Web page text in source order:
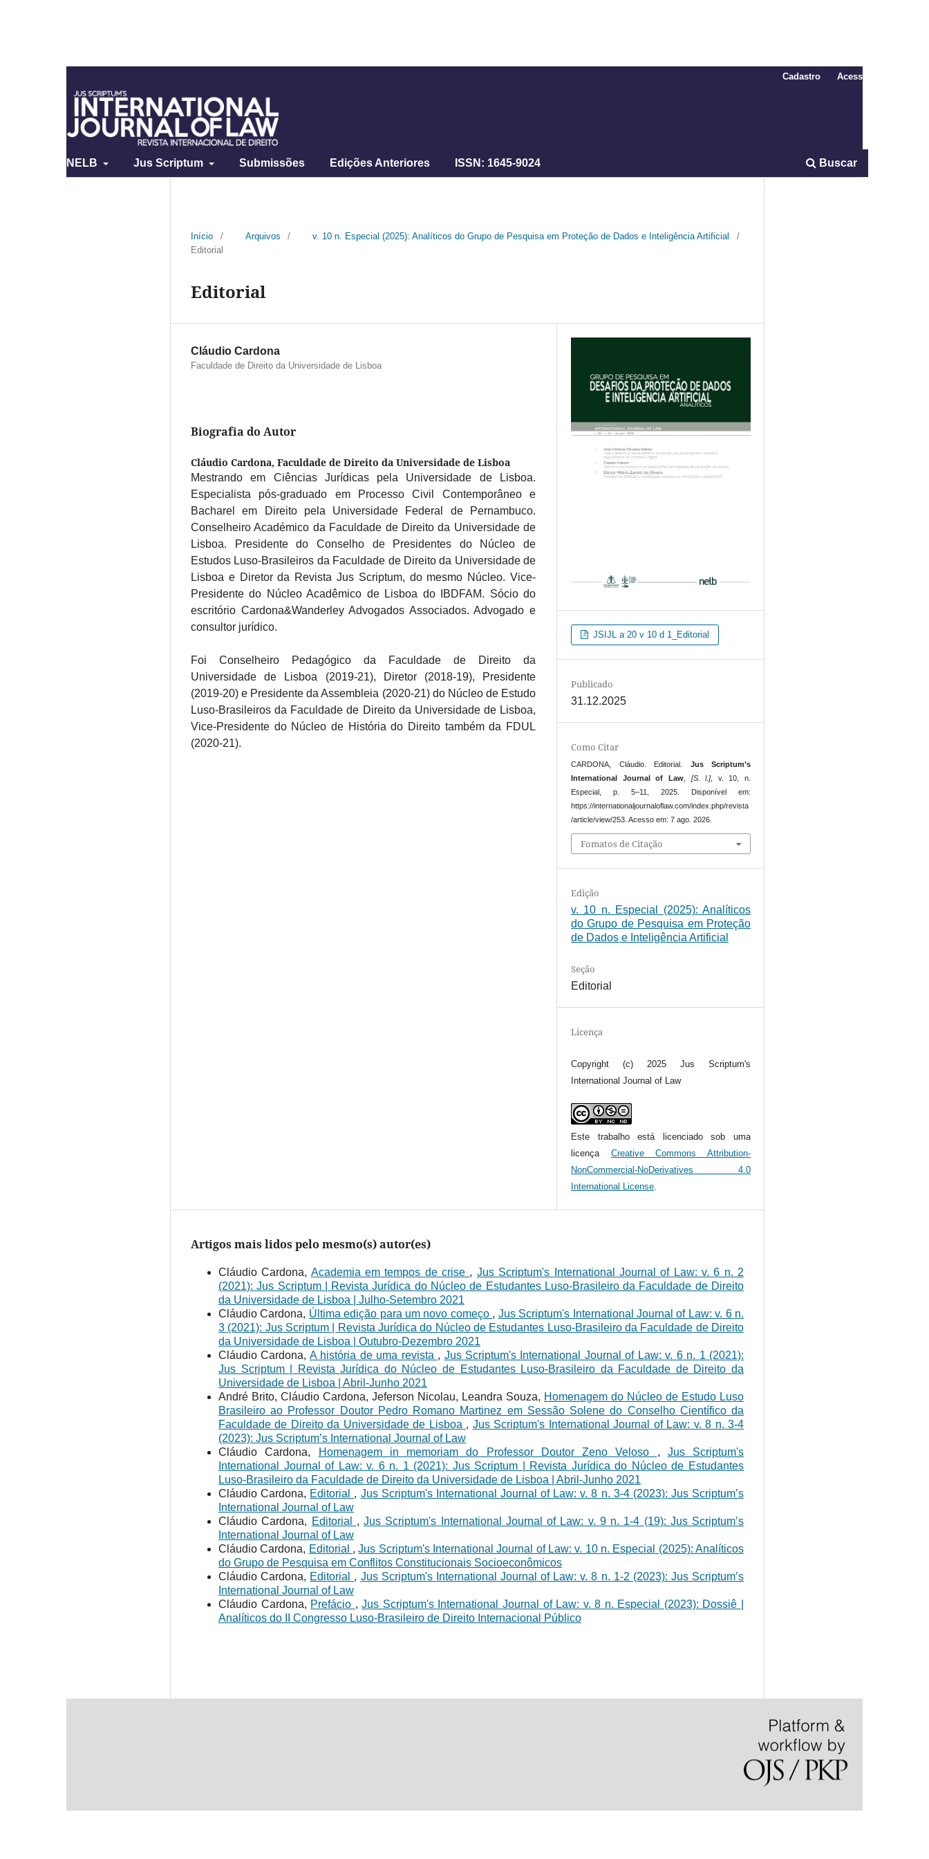
NELB Jus Scriptum Submissões Edições Anteriores ISSN: 1645-9024 Buscar
Cadastro Acesso
Início / Arquivos / v. 10 n. Especial (2025): Analíticos do Grupo de Pesquisa em Proteção de Dados e Inteligência Artificial
/
Editorial
Editorial
Cláudio Cardona
Faculdade de Direito da Universidade de Lisboa
Biografia do Autor
Cláudio Cardona, Faculdade de Direito da Universidade de Lisboa
Mestrando em Ciências Jurídicas pela Universidade de Lisboa.
Especialista pós-graduado em Processo Civil Contemporâneo e
Bacharel em Direito pela Universidade Federal de Pernambuco.
Conselheiro Académico da Faculdade de Direito da Universidade de
Lisboa. Presidente do Conselho de Presidentes do Núcleo de
Estudos Luso-Brasileiros da Faculdade de Direito da Universidade de
Lisboa e Diretor da Revista Jus Scriptum, do mesmo Núcleo. Vice-
Presidente do Núcleo Acadêmico de Lisboa do IBDFAM. Sócio do
escritório Cardona&Wanderley Advogados Associados. Advogado e
consultor jurídico.
Foi Conselheiro Pedagógico da Faculdade de Direito da
Universidade de Lisboa (2019-21), Diretor (2018-19), Presidente
(2019-20) e Presidente da Assembleia (2020-21) do Núcleo de Estudo
Luso-Brasileiros da Faculdade de Direito da Universidade de Lisboa,
Vice-Presidente do Núcleo de História do Direito também da FDUL
(2020-21).
JSIJL a 20 v 10 d 1_Editorial
Publicado
31.12.2025
Como Citar
CARDONA, Cláudio. Editorial. Jus Scriptum’s
International Journal of Law, [S. l.], v. 10, n.
Especial, p. 5–11, 2025. Disponível em:
https://internationaljournaloflaw.com/index.php/revista
/article/view/253. Acesso em: 7 ago. 2026.
Fomatos de Citação
Edição
v. 10 n. Especial (2025): Analíticos
do Grupo de Pesquisa em Proteção
de Dados e Inteligência Artificial
Seção
Editorial
Licença
Copyright (c) 2025 Jus Scriptum's
International Journal of Law
Este trabalho está licenciado sob uma
licença Creative Commons Attribution-
NonCommercial-NoDerivatives 4.0
International License.
Artigos mais lidos pelo mesmo(s) autor(es)
Cláudio Cardona, Academia em tempos de crise , Jus Scriptum's International Journal of Law: v. 6 n. 2
(2021): Jus Scriptum | Revista Jurídica do Núcleo de Estudantes Luso-Brasileiro da Faculdade de Direito
da Universidade de Lisboa | Julho-Setembro 2021
Cláudio Cardona, Última edição para um novo começo , Jus Scriptum's International Journal of Law: v. 6 n.
3 (2021): Jus Scriptum | Revista Jurídica do Núcleo de Estudantes Luso-Brasileiro da Faculdade de Direito
da Universidade de Lisboa | Outubro-Dezembro 2021
Cláudio Cardona, A história de uma revista , Jus Scriptum's International Journal of Law: v. 6 n. 1 (2021):
Jus Scriptum | Revista Jurídica do Núcleo de Estudantes Luso-Brasileiro da Faculdade de Direito da
Universidade de Lisboa | Abril-Junho 2021
André Brito, Cláudio Cardona, Jeferson Nicolau, Leandra Souza, Homenagem do Núcleo de Estudo Luso
Brasileiro ao Professor Doutor Pedro Romano Martinez em Sessão Solene do Conselho Científico da
Faculdade de Direito da Universidade de Lisboa , Jus Scriptum's International Journal of Law: v. 8 n. 3-4
(2023): Jus Scriptum’s International Journal of Law
Cláudio Cardona,
Homenagem in memoriam do Professor Doutor Zeno Veloso , Jus Scriptum's
International Journal of Law: v. 6 n. 1 (2021): Jus Scriptum | Revista Jurídica do Núcleo de Estudantes
Luso-Brasileiro da Faculdade de Direito da Universidade de Lisboa | Abril-Junho 2021
Cláudio Cardona, Editorial , Jus Scriptum's International Journal of Law: v. 8 n. 3-4 (2023): Jus Scriptum’s
International Journal of Law
Cláudio Cardona, Editorial , Jus Scriptum's International Journal of Law: v. 9 n. 1-4 (19): Jus Scriptum’s
International Journal of Law
Cláudio Cardona, Editorial ,Jus Scriptum's International Journal of Law: v. 10 n. Especial (2025): Analíticos
do Grupo de Pesquisa em Conflitos Constitucionais Socioeconômicos
Cláudio Cardona, Editorial , Jus Scriptum's International Journal of Law: v. 8 n. 1-2 (2023): Jus Scriptum’s
International Journal of Law
Cláudio Cardona, Prefácio ,Jus Scriptum's International Journal of Law: v. 8 n. Especial (2023): Dossiê |
Analíticos do II Congresso Luso-Brasileiro de Direito Internacional Público